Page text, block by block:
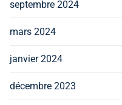
septembre 2024
mars 2024
janvier 2024
décembre 2023